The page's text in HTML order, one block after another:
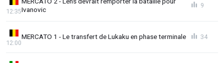
Ivanovic
12:35
9
MERCATO 1 - Le transfert de Lukaku en phase terminale
12:00
34